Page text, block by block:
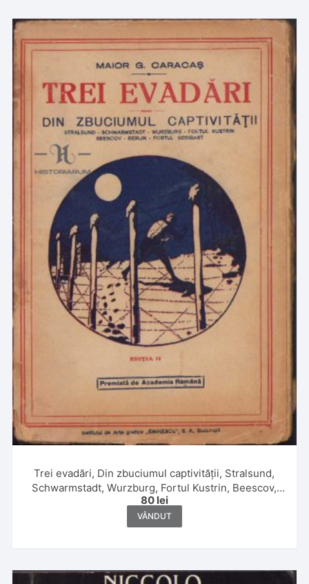
Trei evadări, Din zbuciumul captivității, Stralsund,
Schwarmstadt, Wurzburg, Fortul Kustrin, Beescov,
Berlin, Fortul Gorgast de maior G Caracaș, 1920
80 lei
VÂNDUT